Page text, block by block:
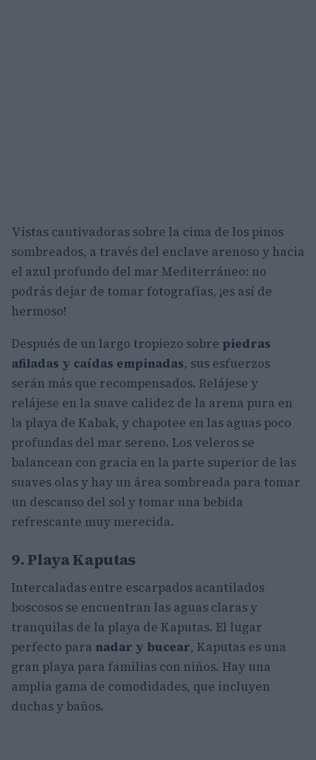
Vistas cautivadoras sobre la cima de los pinos
sombreados, a través del enclave arenoso y hacia
el azul profundo del mar Mediterráneo: no
podrás dejar de tomar fotografías, ¡es así de
hermoso!
Después de un largo tropiezo sobre piedras
afiladas y caídas empinadas, sus esfuerzos
serán más que recompensados. Relájese y
relájese en la suave calidez de la arena pura en
la playa de Kabak, y chapotee en las aguas poco
profundas del mar sereno. Los veleros se
balancean con gracia en la parte superior de las
suaves olas y hay un área sombreada para tomar
un descanso del sol y tomar una bebida
refrescante muy merecida.
9. Playa Kaputas
Intercaladas entre escarpados acantilados
boscosos se encuentran las aguas claras y
tranquilas de la playa de Kaputas. El lugar
perfecto para nadar y bucear, Kaputas es una
gran playa para familias con niños. Hay una
amplia gama de comodidades, que incluyen
duchas y baños.